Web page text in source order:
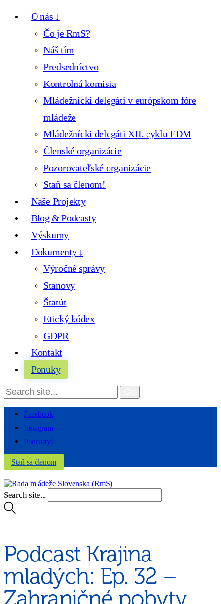
O nás ↓
Čo je RmS?
Náš tím
Predsedníctvo
Kontrolná komisia
Mládežnícki delegáti v európskom fóre
mládeže
Mládežnícki delegáti XII. cyklu EDM
Členské organizácie
Pozorovateľské organizácie
Staň sa členom!
Naše Projekty
Blog & Podcasty
Výskumy
Dokumenty ↓
Výročné správy
Stanovy
Štatút
Etický kódex
GDPR
Kontakt
Ponuky
Facebook
Instagram
Podcasty!
Staň sa členom
Search site...
Podcast Krajina
mladých: Ep. 32 –
Zahraničné pobyty